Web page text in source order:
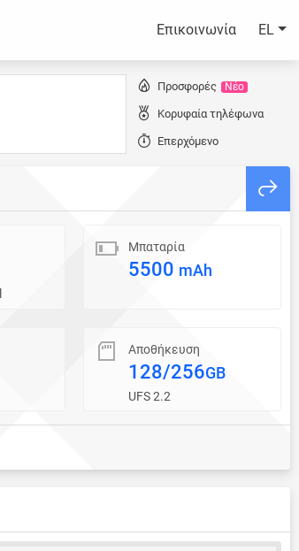
Επικοινωνία EL
Προσφορές Νέο
Κορυφαία τηλέφωνα
Επερχόμενο
Μπαταρία
5500 mAh
Αποθήκευση
128/256GB
UFS 2.2